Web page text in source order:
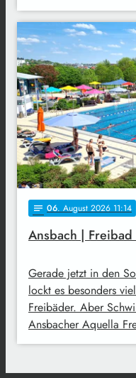
notes 06. August 2026 11:14
Ansbach |
Gerade jetzt in den
lockt es besonders
Freibäder. Aber
Ansbacher Aquella